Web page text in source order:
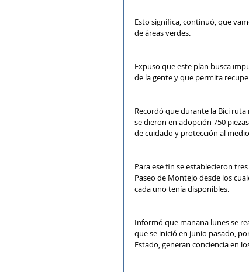
Esto significa, continuó, que
de áreas verdes.
Expuso que este plan busca
de la gente y que permita
Recordó que durante la Bici
se dieron en adopción 750
de cuidado y protección al
Para ese fin se establecieron
Paseo de Montejo desde los
cada uno tenía disponibles.
Informó que mañana lunes se
que se inició en junio pasado,
Estado, generan conciencia en